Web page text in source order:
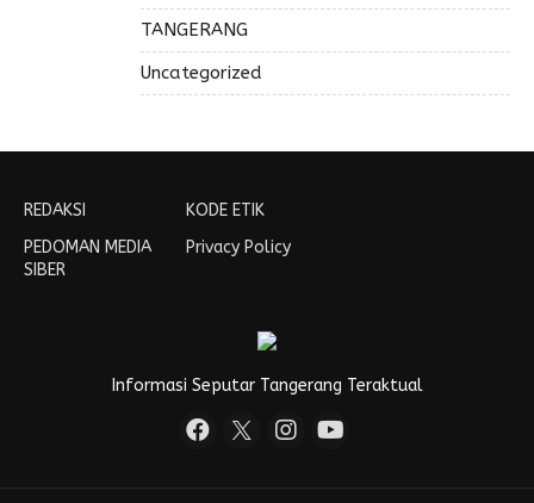
TANGERANG
Uncategorized
REDAKSI
PEDOMAN MEDIA
SIBER
KODE ETIK
Privacy Policy
Informasi Seputar Tangerang Teraktual